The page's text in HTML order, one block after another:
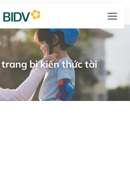
bị kiến thức tài